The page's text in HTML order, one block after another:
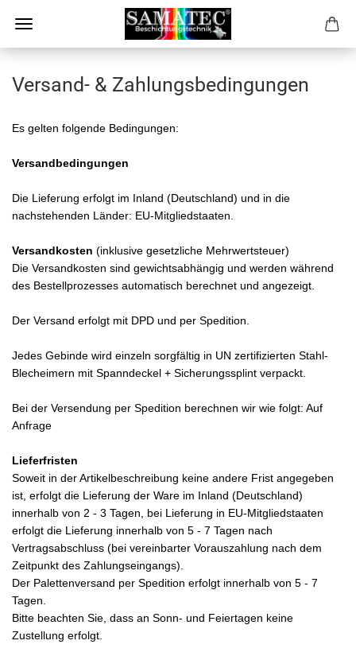
Versand- & Zahlungsbedingungen
Es gelten folgende Bedingungen:
Versandbedingungen
Die Lieferung erfolgt im Inland (Deutschland) und in die
nachstehenden Länder: EU-Mitgliedstaaten.
Versandkosten (inklusive gesetzliche Mehrwertsteuer)
Die Versandkosten sind gewichtsabhängig und werden während
des Bestellprozesses automatisch berechnet und angezeigt.
Der Versand erfolgt mit DPD und per Spedition.
Jedes Gebinde wird einzeln sorgfältig in UN zertifizierten Stahl-
Blecheimern mit Spanndeckel + Sicherungssplint verpackt.
Bei der Versendung per Spedition berechnen wir wie folgt: Auf
Anfrage
Lieferfristen
Soweit in der Artikelbeschreibung keine andere Frist angegeben
ist, erfolgt die Lieferung der Ware im Inland (Deutschland)
innerhalb von 2 - 3 Tagen, bei Lieferung in EU-Mitgliedstaaten
erfolgt die Lieferung innerhalb von 5 - 7 Tagen nach
Vertragsabschluss (bei vereinbarter Vorauszahlung nach dem
Zeitpunkt des Zahlungseingangs).
Der Palettenversand per Spedition erfolgt innerhalb von 5 - 7
Tagen.
Bitte beachten Sie, dass an Sonn- und Feiertagen keine
Zustellung erfolgt.